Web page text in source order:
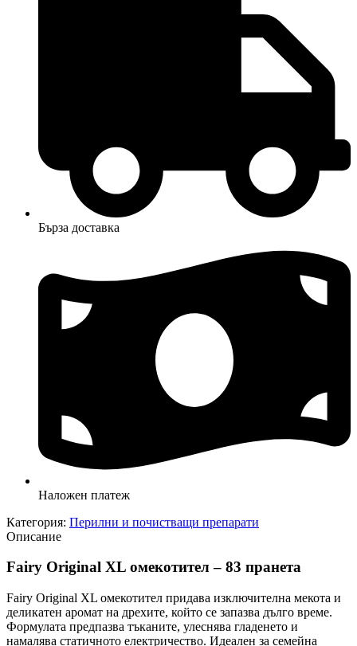
Бърза доставка
Наложен платеж
Категория: Перилни и почистващи препарати
Описание
Fairy Original XL омекотител – 83 пранета
Fairy Original XL омекотител придава изключителна мекота и
деликатен аромат на дрехите, който се запазва дълго време.
Формулата предпазва тъканите, улеснява гладенето и
намалява статичното електричество. Идеален за семейна